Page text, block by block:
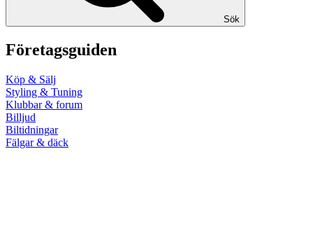
Sök
Företagsguiden
Köp & Sälj
Styling & Tuning
Klubbar & forum
Billjud
Biltidningar
Fälgar & däck